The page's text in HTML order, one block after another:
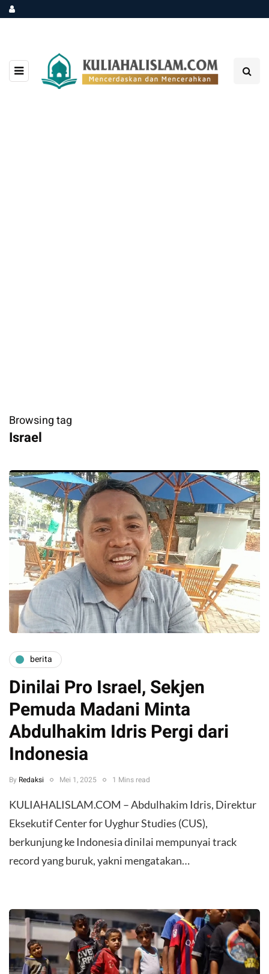
Browsing tag
Israel
berita
Dinilai Pro Israel, Sekjen
Pemuda Madani Minta
Abdulhakim Idris Pergi dari
Indonesia
By Redaksi Mei 1, 2025 1 Mins read
KULIAHALISLAM.COM – Abdulhakim Idris, Direktur
Eksekutif Center for Uyghur Studies (CUS),
berkunjung ke Indonesia dinilai mempunyai track
record yang buruk, yakni mengatakan…